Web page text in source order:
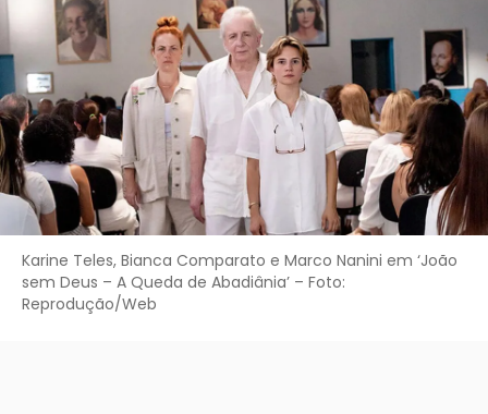
Karine Teles, Bianca Comparato e Marco Nanini em ‘João
sem Deus – A Queda de Abadiânia’ – Foto:
Reprodução/Web